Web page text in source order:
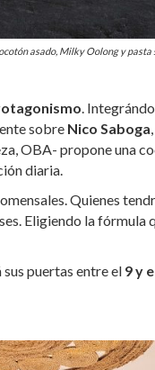
asado, Milky Oolong y pasta
.
sobre Nico Saboga
OBA- propone una
diaria.
Quienes
Eligiendo la fórmula
puertas entre el 9 y